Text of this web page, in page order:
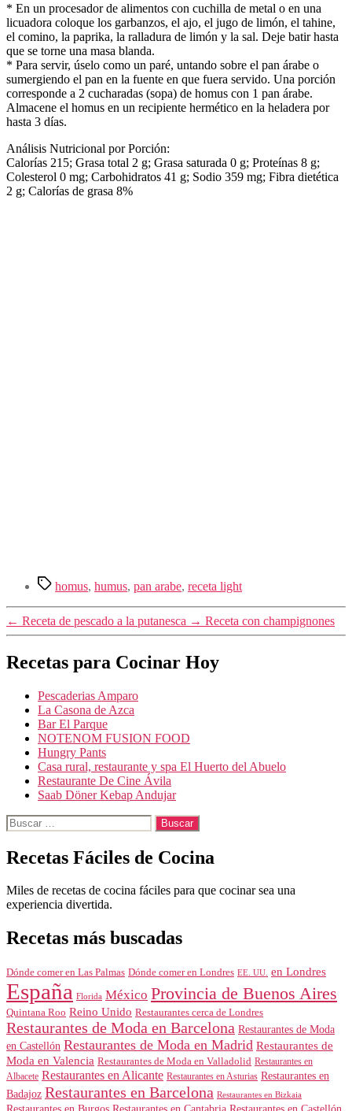
* En un procesador de alimentos con cuchilla de metal o en una
licuadora coloque los garbanzos, el ajo, el jugo de limón, el tahine,
el comino, la paprika, la ralladura de limón y la sal. Deje batir hasta
que se torne una masa blanda.
* Para servir, úselo como un paré, untando sobre el pan árabe o
sumergiendo el pan en la fuente en que fuera servido. Una porción
corresponde a 2 cucharadas (sopa) de homus con 1 pan árabe.
Almacene el homus en un recipiente hermético en la heladera por
hasta 3 días.
Análisis Nutricional por Porción:
Calorías 215; Grasa total 2 g; Grasa saturada 0 g; Proteínas 8 g;
Colesterol 0 mg; Carbohidratos 41 g; Sodio 359 mg; Fibra dietética
2 g; Calorías de grasa 8%
Etiquetas
homus, humus, pan arabe, receta light
← Receta de pescado a la putanesca → Receta con champignones
Recetas para Cocinar Hoy
Pescaderias Amparo
La Casona de Azca
Bar El Parque
NOTENOM FUSION FOOD
Hungry Pants
Casa rural, restaurante y spa El Huerto del Abuelo
Restaurante De Cine Ávila
Saab Döner Kebap Andujar
Buscar:
Recetas Fáciles de Cocina
Miles de recetas de cocina fáciles para que cocinar sea una
experiencia divertida.
Recetas más buscadas
Dónde comer en Las Palmas Dónde comer en Londres EE. UU. en Londres
España Florida México Provincia de Buenos Aires
Quintana Roo Reino Unido Restaurantes cerca de Londres
Restaurantes de Moda en Barcelona Restaurantes de Moda
en Castellón Restaurantes de Moda en Madrid Restaurantes de
Moda en Valencia Restaurantes de Moda en Valladolid Restaurantes en
Albacete Restaurantes en Alicante Restaurantes en Asturias Restaurantes en
Badajoz Restaurantes en Barcelona Restaurantes en Bizkaia